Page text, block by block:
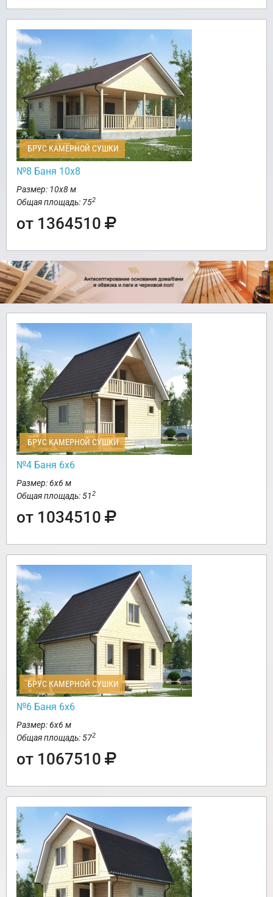
БРУС КАМЕРНОЙ СУШКИ
№8 Баня 10х8
Размер: 10х8 м
Общая площадь: 752
от 1364510
БРУС КАМЕРНОЙ СУШКИ
№4 Баня 6х6
Размер: 6х6 м
Общая площадь: 512
от 1034510
БРУС КАМЕРНОЙ СУШКИ
№6 Баня 6х6
Размер: 6х6 м
Общая площадь: 572
от 1067510